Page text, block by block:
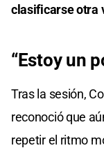
clasificarse otra
“Estoy un
Tras la sesión,
reconoció que
repetir el ritmo